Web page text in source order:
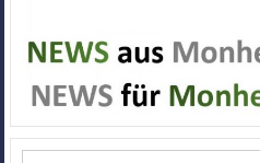
Alle
News
aus